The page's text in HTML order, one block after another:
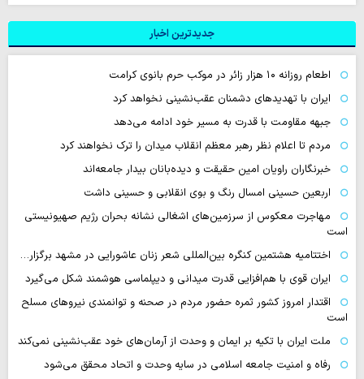
جدیدترین اخبار
اطعام روزانه ۱۰ هزار زائر در موکب حرم بانوی کرامت
ایران با تهدیدهای دشمنان عقب‌نشینی نخواهد کرد
جبهه مقاومت با قدرت به مسیر خود ادامه می‌دهد
مردم تا اعلام نظر رهبر معظم انقلاب میدان را ترک نخواهند کرد
خبرنگاران راویان امین حقیقت و دیده‌بانان بیدار جامعه‌اند
اربعین حسینی امسال رنگ و بوی انقلابی و حسینی داشت
مهاجرت معکوس از سرزمین‌های اشغالی نشانه بحران رژیم صهیونیستی
است
اختتامیه هشتمین کنگره بین‌المللی شعر زنان عاشورایی در مشهد برگزار…
ایران قوی با هم‌افزایی قدرت میدانی و دیپلماسی هوشمند شکل می‌گیرد
اقتدار امروز کشور ثمره حضور مردم در صحنه و توانمندی نیروهای مسلح
است
ملت ایران با تکیه بر ایمان و وحدت از آرمان‌های خود عقب‌نشینی نمی‌کند
رفاه و امنیت جامعه اسلامی در سایه وحدت و اتحاد محقق می‌شود